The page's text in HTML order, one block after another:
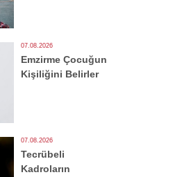
07.08.2026
Emzirme Çocuğun
Kişiliğini Belirler
07.08.2026
Tecrübeli
Kadroların